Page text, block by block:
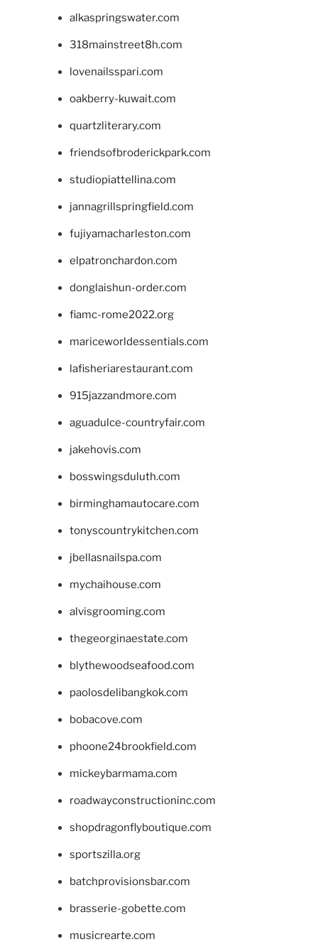
alkaspringswater.com
318mainstreet8h.com
lovenailsspari.com
oakberry-kuwait.com
quartzliterary.com
friendsofbroderickpark.com
studiopiattellina.com
jannagrillspringfield.com
fujiyamacharleston.com
elpatronchardon.com
donglaishun-order.com
fiamc-rome2022.org
mariceworldessentials.com
lafisheriarestaurant.com
915jazzandmore.com
aguadulce-countryfair.com
jakehovis.com
bosswingsduluth.com
birminghamautocare.com
tonyscountrykitchen.com
jbellasnailspa.com
mychaihouse.com
alvisgrooming.com
thegeorginaestate.com
blythewoodseafood.com
paolosdelibangkok.com
bobacove.com
phoone24brookfield.com
mickeybarmama.com
roadwayconstructioninc.com
shopdragonflyboutique.com
sportszilla.org
batchprovisionsbar.com
brasserie-gobette.com
musicrearte.com